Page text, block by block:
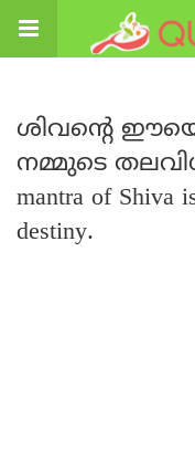
ശിവന്റെ
നമ്മുടെ
mantra of Shiva
destiny.